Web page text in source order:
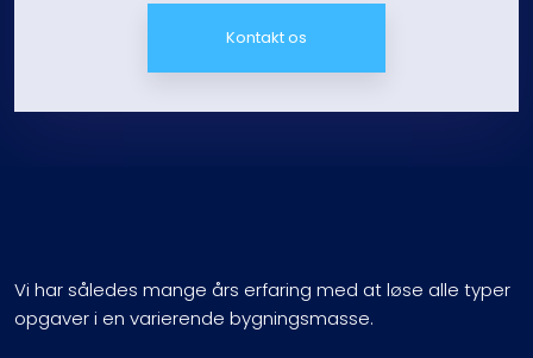
Kontakt os
Vi har således mange års erfaring med at løse alle typer
opgaver i en varierende bygningsmasse.